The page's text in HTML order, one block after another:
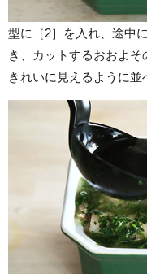
型に［2］を入れ、途中
き、カットするおおよ
きれいに見えるように並